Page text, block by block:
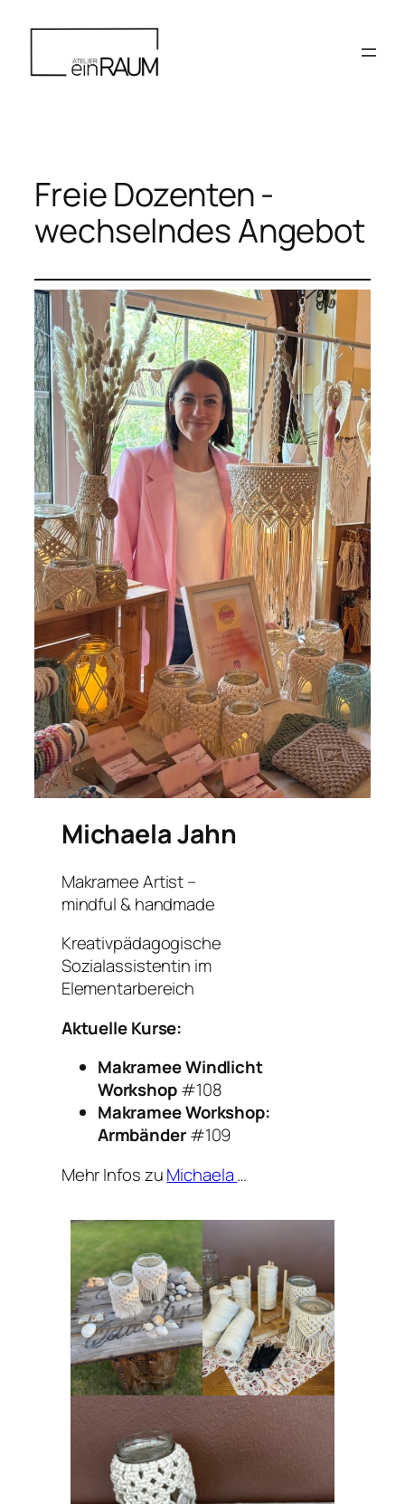
springen
Freie Dozenten -
wechselndes Angebot
Michaela Jahn
Makramee Artist –
mindful & handmade
Kreativpädagogische
Sozialassistentin im
Elementarbereich
Aktuelle Kurse:
Makramee Windlicht
Workshop#108
Makramee Workshop:
Armbänder#109
Mehr Infos zuMichaela…